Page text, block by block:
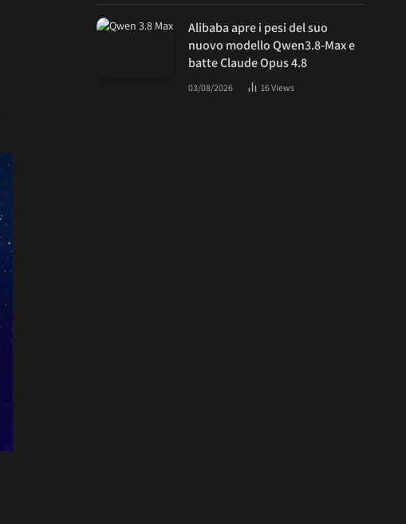
Alibaba apre i pesi del suo
nuovo modello Qwen3.8-Max e
batte Claude Opus 4.8
03/08/2026 16Views